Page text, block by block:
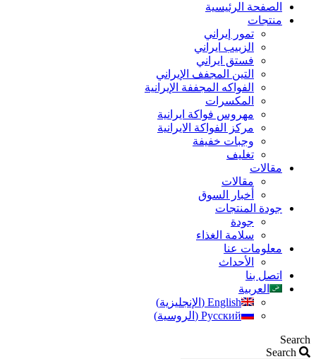
الصفحة الرئیسیة
منتجات
تمور إيراني
الزبیب ايراني
فستق ایراني
التين المجفف الإيراني
الفواكه المجففة الإيرانية
المكسرات
مهروس فواکة ایرانیة
مرکز الفواکة الایرانیة
وجبات خفيفة
تغليف
مقالات
مقالات
أخبار السوق
جودة المنتجات
جودة
سلامة الغذاء
معلومات عنا
الأحداث
اتصل بنا
العربية
English
( الإنجليزية)
Русский
( الروسية)
Search
Search